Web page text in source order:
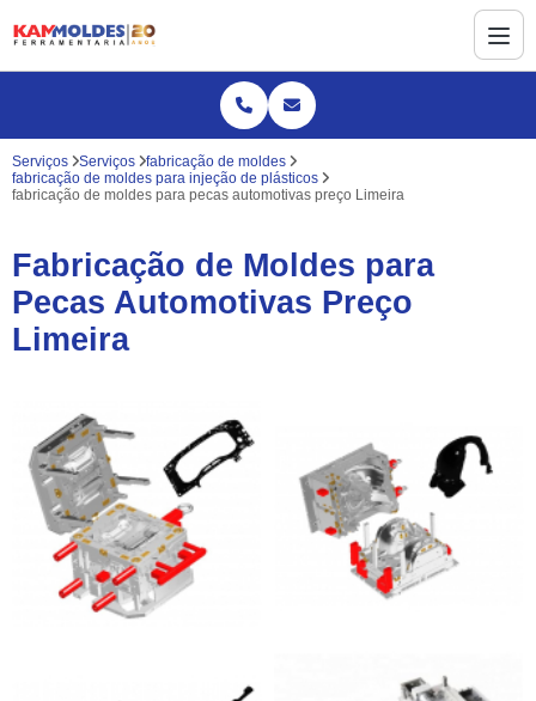
Serviços Serviços
fabricação de moldes
fabricação de moldes para injeção de plásticos
fabricação de moldes para pecas automotivas preço Limeira
Fabricação de Moldes para
Pecas Automotivas Preço
Limeira